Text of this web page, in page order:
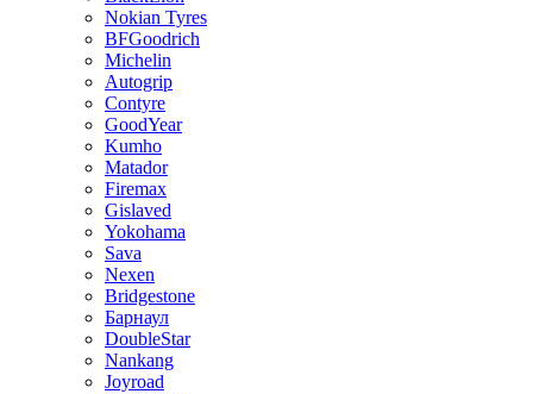
Nokian Tyres
BFGoodrich
Michelin
Autogrip
Contyre
GoodYear
Kumho
Matador
Firemax
Gislaved
Yokohama
Sava
Nexen
Bridgestone
Барнаул
DoubleStar
Nankang
Joyroad